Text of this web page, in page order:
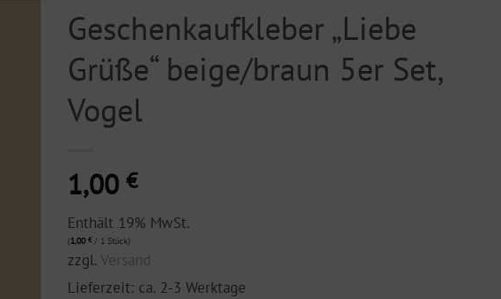
Geschenkaufkleber „Liebe
Grüße“ beige/braun 5er Set,
Vogel
1,00 €
Enthält 19% MwSt.
(1,00 €/ 1 Stück)
zzgl.Versand
Lieferzeit: ca. 2-3 Werktage